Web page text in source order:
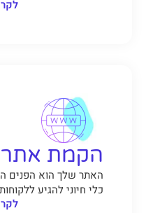
הקמת אתר
האתר שלך הוא הפנים
כלי חיוני להגיע